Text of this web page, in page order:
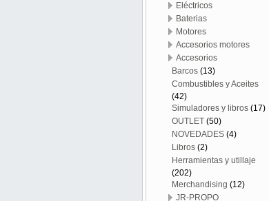
Eléctricos
Baterias
Motores
Accesorios motores
Accesorios
Barcos (13)
Combustibles y Aceites
(42)
Simuladores y libros (17)
OUTLET (50)
NOVEDADES (4)
Libros (2)
Herramientas y utillaje
(202)
Merchandising (12)
JR-PROPO